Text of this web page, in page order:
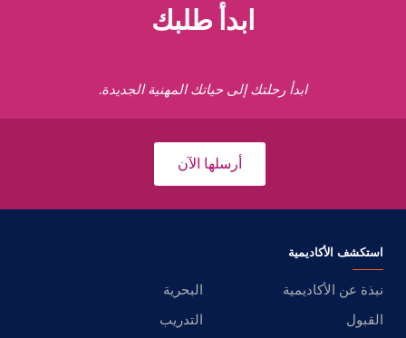
ابدأ طلبك
ابدأ رحلتك إلى حياتك المهنية الجديدة.
أرسلها الآن
استكشف الأكاديمية
نبذة عن الأكاديمية
البحرية
القبول
التدريب